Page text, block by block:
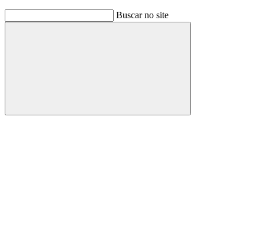
Buscar no site
Buscar